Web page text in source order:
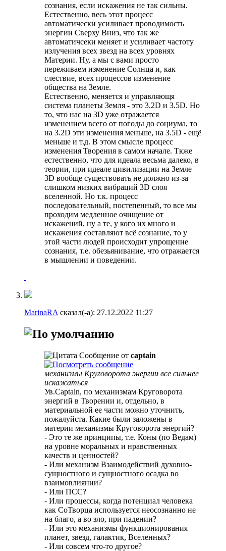
сознания, если искажения не так сильны.
Естественно, весь этот процесс
автоматически усиливает проводимость
энергии Сверху Вниз, что так же
автоматичсеки меняет и усиливает частоту
излучения всех звезд на всех уровнях
Материи. Ну, а мы с вами просто
переживаем изменение Солнца и, как
слествие, всех процессов изменение
общества на Земле.
Естественно, меняется и управляющя
система планеты Земля - это 3.2D и 3.5D. Но
то, что нас на 3D уже отражается
изменением всего от погоды до социума, то
на 3.2D эти изменения меньше, на 3.5D - ещё
меньше и т.д. В этом смысле процесс
изменения Творения в самом начале. Ткже
естественно, что для идеала весьма далеко, в
теории, при идеале цивилизации на Земле
3D вообще существовать не должно из-за
слишком низких вибраций 3D слоя
вселенной. Но т.к. процесс
последовательный, постепенный, то все мы
проходим медленное очищение от
искажений, ну а те, у кого их много и
искажения составляют всё сознание, то у
этой части людей происходит упрощение
сознания, т.е. обезьянивание, что отражается
в мышлении и поведении.
MarinaRA сказал(-а): 27.12.2022 11:27
Сообщение от captain
механизмы Круговорота энергии все сильнее
искажаться
Ув.Captain, по механизмам Круговорота
энергий в Творении и, отдельно, в
материальной ее части можно уточнить,
пожалуйста. Какие были заложены в
материи механизмы Круговорота энергий?
- Это те же принципы, т.е. Коны (по Ведам)
на уровне моральных и нравственных
качеств и ценностей?
- Или механизм Взаимодействий духовно-
сущностного и сущностного осадка во
взаимовлиянии?
- Или ПСС?
- Или процессы, когда потенциал человека
как СоТворца используется неосознанно не
на благо, а во зло, при падении?
- Или это механизмы функционирования
планет, звезд, галактик, Вселенных?
- Или совсем что-то другое?